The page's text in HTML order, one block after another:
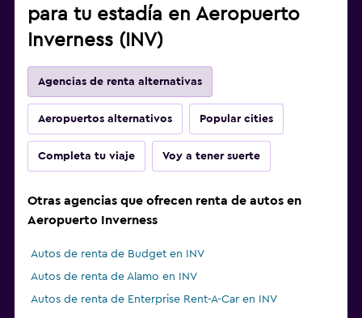
para tu estadía en Aeropuerto
Inverness (INV)
Agencias de renta alternativas
Aeropuertos alternativos Popular cities
Completa tu viaje Voy a tener suerte
Otras agencias que ofrecen renta de autos en
Aeropuerto Inverness
Autos de renta de Budget en INV
Autos de renta de Alamo en INV
Autos de renta de Enterprise Rent-A-Car en INV